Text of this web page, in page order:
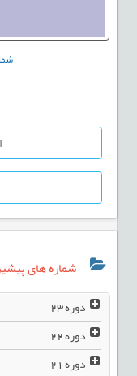
شماره های
دوره23
دوره22
دوره21